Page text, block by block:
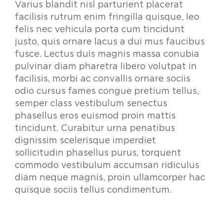
Varius blandit nisl parturient placerat
facilisis rutrum enim fringilla quisque, leo
felis nec vehicula porta cum tincidunt
justo, quis ornare lacus a dui mus faucibus
fusce. Lectus duis magnis massa conubia
pulvinar diam pharetra libero volutpat in
facilisis, morbi ac convallis ornare sociis
odio cursus fames congue pretium tellus,
semper class vestibulum senectus
phasellus eros euismod proin mattis
tincidunt. Curabitur urna penatibus
dignissim scelerisque imperdiet
sollicitudin phasellus purus, torquent
commodo vestibulum accumsan ridiculus
diam neque magnis, proin ullamcorper hac
quisque sociis tellus condimentum.